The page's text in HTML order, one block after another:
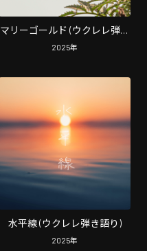
マリーゴールド (ウクレレ弾き
語り)
2025年
水平線 (ウクレレ弾き語り)
2025年